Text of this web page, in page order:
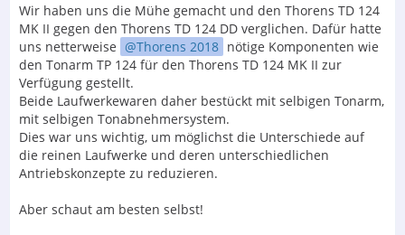
Wir haben uns die Mühe gemacht und den Thorens TD 124
MK II gegen den Thorens TD 124 DD verglichen. Dafür hatte
uns netterweise
Thorens 2018 nötige Komponenten wie
den Tonarm TP 124 für den Thorens TD 124 MK II zur
Verfügung gestellt.
Beide Laufwerkewaren daher bestückt mit selbigen Tonarm,
mit selbigen Tonabnehmersystem.
Dies war uns wichtig, um möglichst die Unterschiede auf
die reinen Laufwerke und deren unterschiedlichen
Antriebskonzepte zu reduzieren.
Aber schaut am besten selbst!